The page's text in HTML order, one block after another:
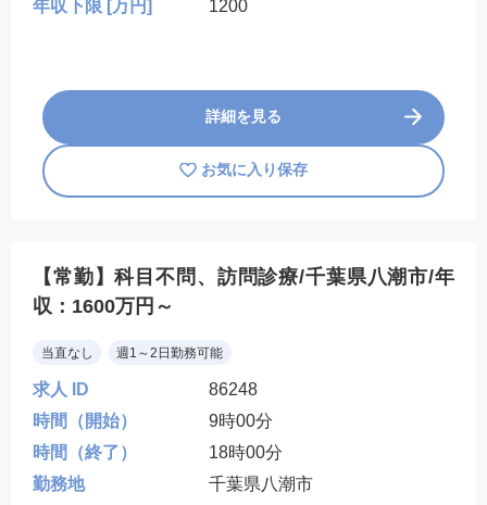
年収下限 [万円] 1200
詳細を見る
お気に入り保存
【常勤】科目不問、訪問診療/千葉県八潮市/年
収：1600万円～
当直なし 週1～2日勤務可能
求人 ID
86248
時間（開始）
9時00分
時間（終了）
18時00分
勤務地
千葉県八潮市